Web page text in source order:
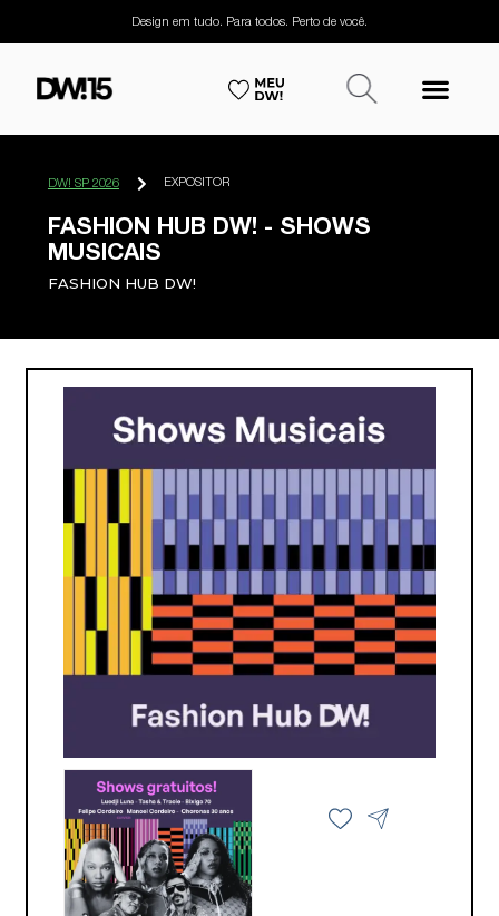
Design em tudo. Para todos. Perto de você.
DW! SP 2026 EXPOSITOR
FASHION HUB DW! - SHOWS
MUSICAIS
FASHION HUB DW!